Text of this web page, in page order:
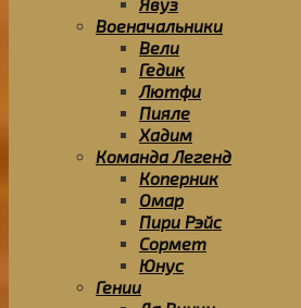
Военачальники
Вели
Гедик
Лютфи
Пияле
Хадим
Команда Легенд
Коперник
Омар
Пири Рэйс
Сормет
Юнус
Гении